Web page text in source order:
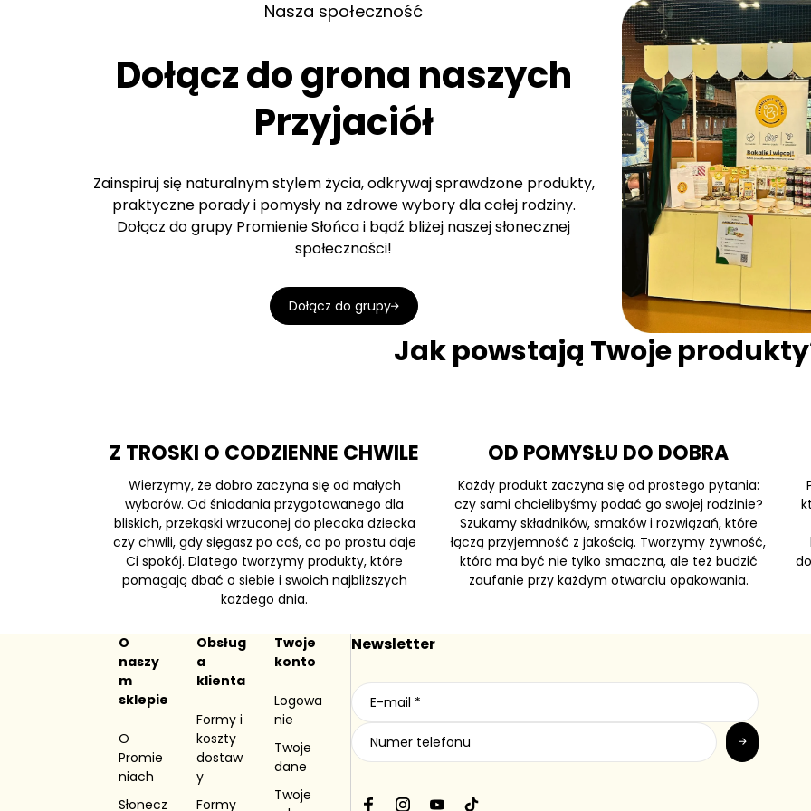
Nasza społeczność
Dołącz do grona naszych
Przyjaciół
Zainspiruj się naturalnym stylem życia, odkrywaj sprawdzone produkty,
praktyczne porady i pomysły na zdrowe wybory dla całej rodziny.
Dołącz do grupy Promienie Słońca i bądź bliżej naszej słonecznej
społeczności!
Dołącz do grupy
Jak powstają Twoje
Z TROSKI O CODZIENNE CHWILE
Wierzymy, że dobro zaczyna się od małych
wyborów. Od śniadania przygotowanego dla
bliskich, przekąski wrzuconej do plecaka dziecka
czy chwili, gdy sięgasz po coś, co po prostu daje
Ci spokój. Dlatego tworzymy produkty, które
pomagają dbać o siebie i swoich najbliższych
każdego dnia.
OD POMYSŁU DO DOBRA
Każdy produkt zaczyna się od prostego pytania:
czy sami chcielibyśmy podać go swojej rodzinie?
Szukamy składników, smaków i rozwiązań, które
łączą przyjemność z jakością. Tworzymy żywność,
która ma być nie tylko smaczna, ale też budzić
zaufanie przy każdym otwarciu opakowania.
O
naszy
m
sklepie
O
Promie
niach
Słonecz
Obsług
a
klienta
Formy i
koszty
dostaw
y
Formy
Twoje
konto
Logowa
nie
Twoje
dane
Twoje
Newsletter